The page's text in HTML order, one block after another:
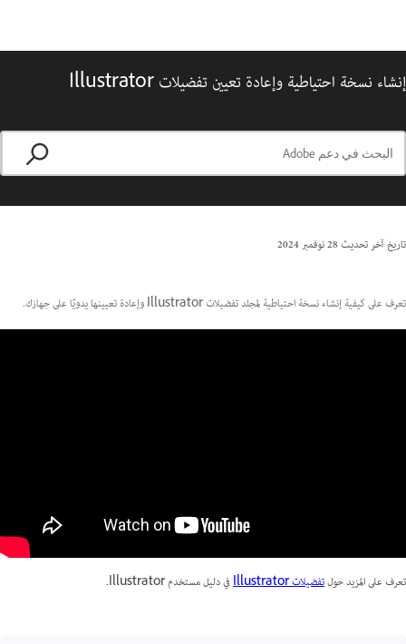
إنشاء نسخة احتياطية وإعادة تعيين تفضيلات Illustrator
تاريخ آخر تحديث28 نوفمبر 2024
تعرف على كيفية إنشاء نسخة احتياطية لمجلد تفضيلات Illustrator وإعادة تعيينها يدويًا على جهازك.
تعرف على المزيد حولتفضيلات Illustrator في دليل مستخدم Illustrator.